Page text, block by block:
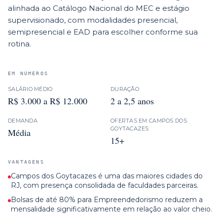
alinhada ao Catálogo Nacional do MEC e estágio
supervisionado, com modalidades presencial,
semipresencial e EAD para escolher conforme sua
rotina.
EM NÚMEROS
SALÁRIO MÉDIO
R$ 3.000 a R$ 12.000
DURAÇÃO
2 a 2,5 anos
DEMANDA
Média
OFERTAS EMCAMPOS DOS
GOYTACAZES
15+
VANTAGENS
Campos dos Goytacazes é uma das maiores cidades do
RJ, com presença consolidada de faculdades parceiras.
Bolsas de até 80% para Empreendedorismo reduzem a
mensalidade significativamente em relação ao valor cheio.